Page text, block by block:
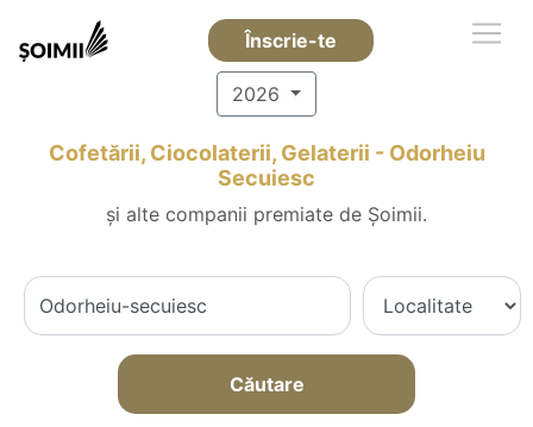
Înscrie-te
2026
Cofetării, Ciocolaterii, Gelaterii - Odorheiu
Secuiesc
și alte companii premiate de Șoimii.
Căutare